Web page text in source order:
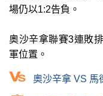
場仍以1:2告負。
奧沙辛拿聯賽3連敗
軍位置。
奧沙辛拿 VS 馬